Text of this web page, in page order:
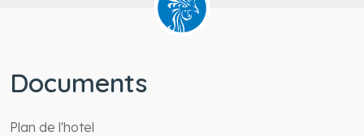
Documents
Plan de l'hotel